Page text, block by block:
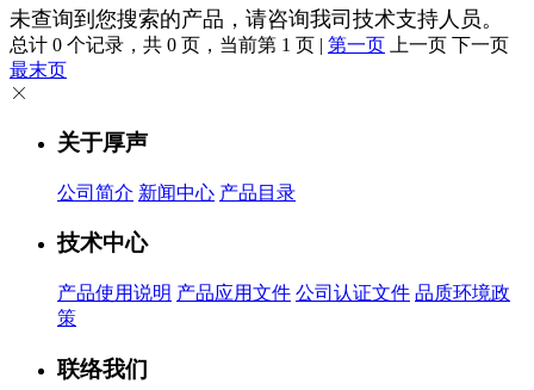
未查询到您搜索的产品，请咨询我司技术支持人员。
总计 0 个记录，共 0 页，当前第 1 页 | 第一页 上一页 下一页
最末页
关于厚声
公司简介 新闻中心 产品目录
技术中心
产品使用说明 产品应用文件 公司认证文件 品质环境政
策
联络我们